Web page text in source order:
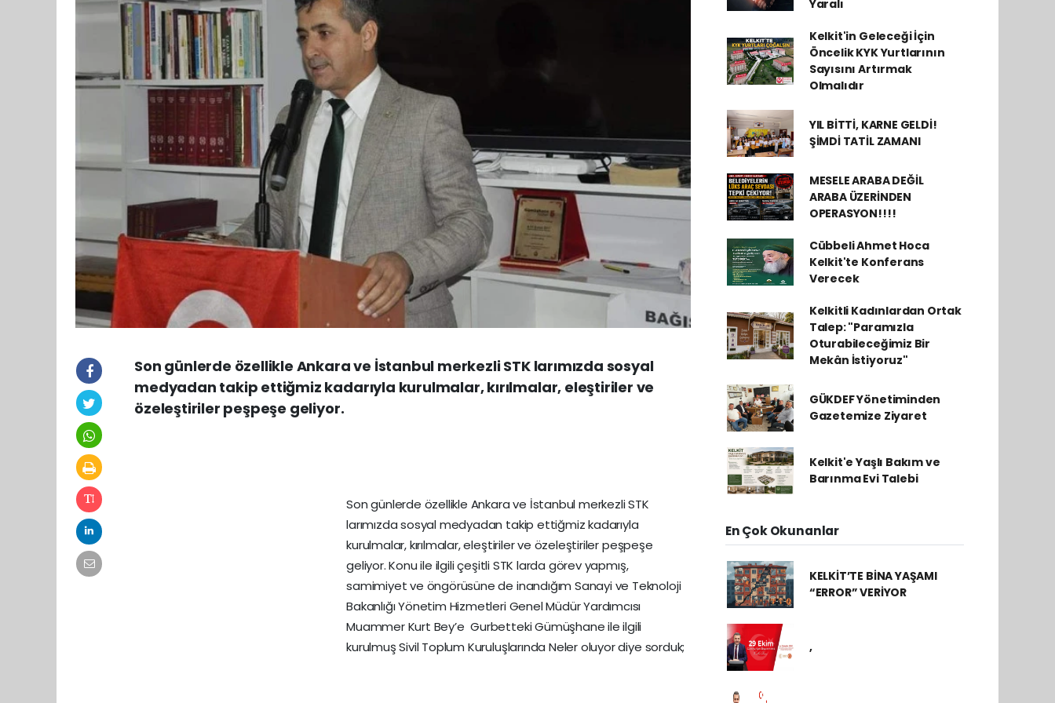
Son günlerde özellikle Ankara ve İstanbul merkezli STK larımızda sosyal
medyadan takip ettiğmiz kadarıyla kurulmalar, kırılmalar, eleştiriler ve
özeleştiriler peşpeşe geliyor.
Son günlerde özellikle Ankara ve İstanbul merkezli STK
larımızda sosyal medyadan takip ettiğmiz kadarıyla
kurulmalar, kırılmalar, eleştiriler ve özeleştiriler peşpeşe
geliyor. Konu ile ilgili çeşitli STK larda görev yapmış,
samimiyet ve öngörüsüne de inandığım Sanayi ve Teknoloji
Bakanlığı Yönetim Hizmetleri Genel Müdür Yardımcısı
Muammer Kurt Bey’e Gurbetteki Gümüşhane ile ilgili
kurulmuş Sivil Toplum Kuruluşlarında Neler oluyor diye sorduk;
Yaralı
Kelkit'in Geleceği İçin
Öncelik KYK Yurtlarının
Sayısını Artırmak
Olmalıdır
YIL BİTTİ, KARNE GELDİ!
ŞİMDİ TATİL ZAMANI
MESELE ARABA DEĞİL
ARABA ÜZERİNDEN
OPERASYON!!!!
Cübbeli Ahmet Hoca
Kelkit'te Konferans
Verecek
Kelkitli Kadınlardan Ortak
Talep: "Paramızla
Oturabileceğimiz Bir
Mekân İstiyoruz"
GÜKDEF Yönetiminden
Gazetemize Ziyaret
Kelkit'e Yaşlı Bakım ve
Barınma Evi Talebi
En Çok Okunanlar
KELKİT’TE BİNA YAŞAMI
“ERROR” VERİYOR
,